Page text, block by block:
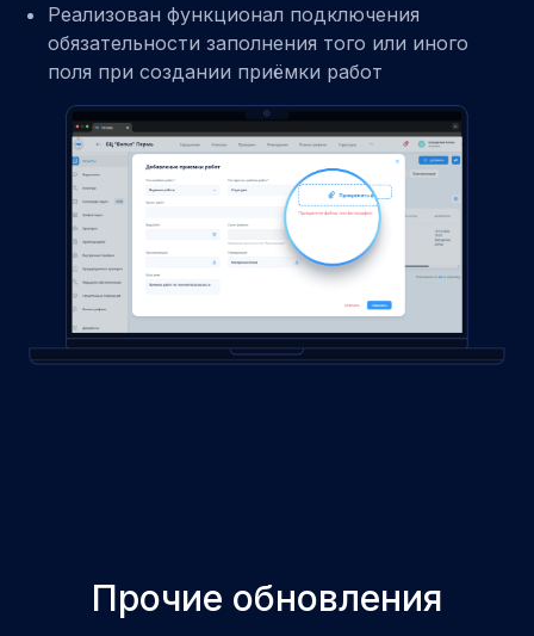
Реализован функционал подключения
обязательности заполнения того или иного
поля при создании приёмки работ
Прочие обновления